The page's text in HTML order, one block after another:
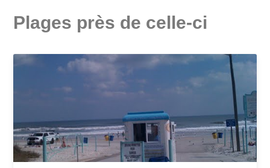
Plages près de celle-ci